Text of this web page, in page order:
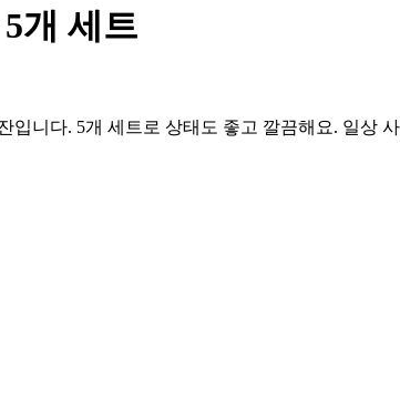
개 세트
입니다. 5개 세트로 상태도 좋고 깔끔해요. 일상